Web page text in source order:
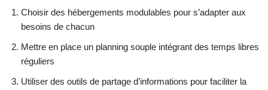
Choisir des hébergements modulables pour s’adapter aux
besoins de chacun
Mettre en place un planning souple intégrant des temps libres
réguliers
Utiliser des outils de partage d’informations pour faciliter la